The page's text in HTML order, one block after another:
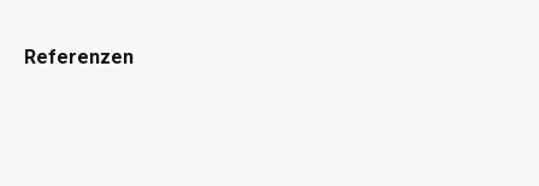
Referenzen